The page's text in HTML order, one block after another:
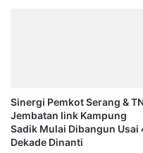
Sinergi Pemkot Serang &
Jembatan Iink Kampung
Sadik Mulai Dibangun Usai
Dekade Dinanti